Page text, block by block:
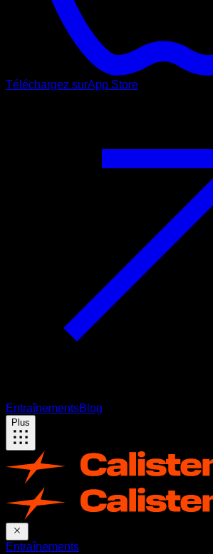
Téléchargez surApp Store
EntraînementsBlog
Plus
Entraînements